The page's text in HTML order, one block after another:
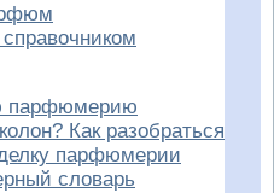
парфюмерию
Как разобраться
парфюмерии
словарь